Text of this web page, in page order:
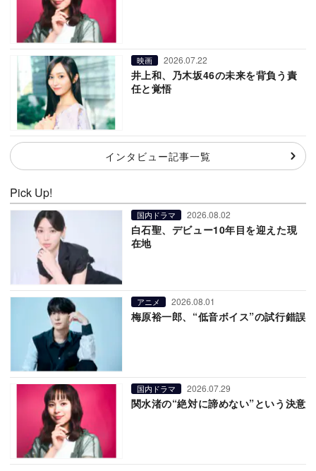
映画 2026.07.22
井上和、乃木坂46の未来を背負う責
任と覚悟
インタビュー記事一覧
Pick Up!
国内ドラマ 2026.08.02
白石聖、デビュー10年目を迎えた現
在地
アニメ 2026.08.01
梅原裕一郎、“低音ボイス”の試行錯誤
国内ドラマ 2026.07.29
関水渚の“絶対に諦めない”という決意